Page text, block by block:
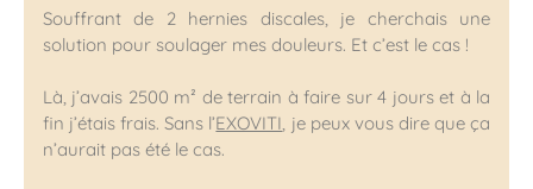
Souffrant de 2 hernies discales, je cherchais une
solution pour soulager mes douleurs. Et c’est le cas !
Là, j’avais 2500 m² de terrain à faire sur 4 jours et à la
fin j’étais frais. Sans l’EXOVITI, je peux vous dire que ça
n’aurait pas été le cas.